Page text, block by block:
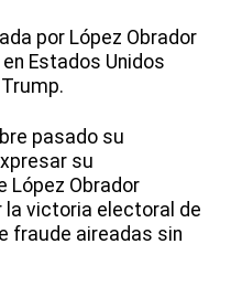
por López Obrador
Estados Unidos
pasado su
su
López Obrador
victoria electoral de
fraude aireadas sin